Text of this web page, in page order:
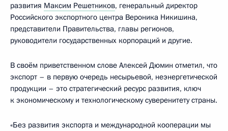
развития Максим Решетников, генеральный директор
Российского экспортного центра Вероника Никишина,
представители Правительства, главы регионов,
руководители государственных корпораций и другие.
В своём приветственном слове Алексей Дюмин отметил, что
экспорт – в первую очередь несырьевой, неэнергетической
продукции – это стратегический ресурс развития, ключ
к экономическому и технологическому суверенитету страны.
«Без развития экспорта и международной кооперации мы